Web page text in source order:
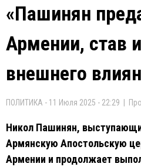
«Пашинян
Армении, став
внешнего
ПОЛИТИКА - 11 Июля 2025 - 22:29 |
Никол Пашинян,
Армянскую Апостольскую
Армении и продолжает